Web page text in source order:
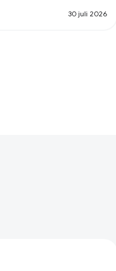
30 juli 2026